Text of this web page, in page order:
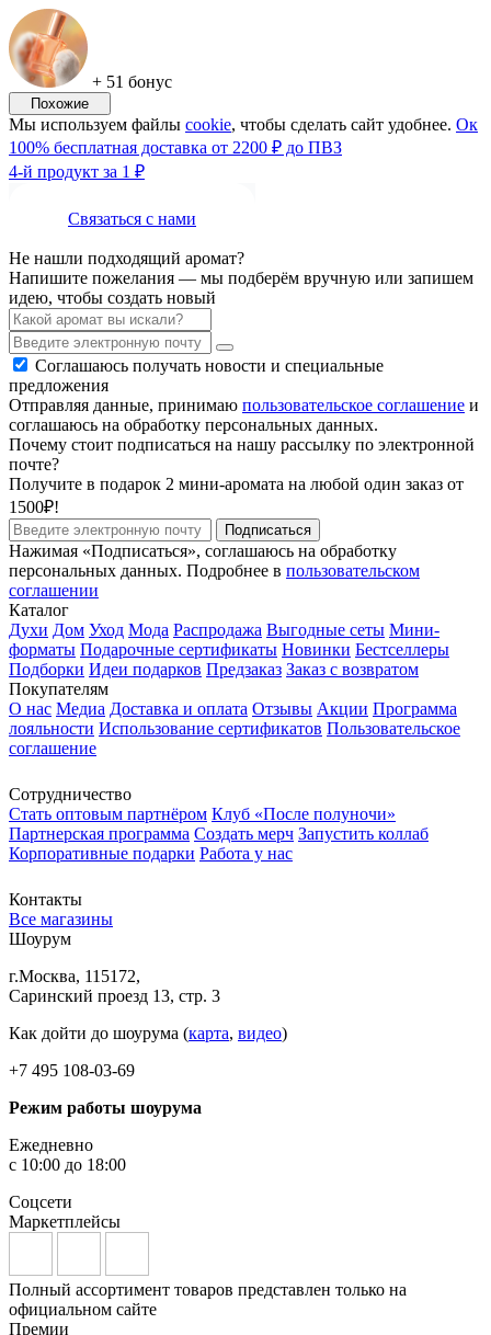
+ 51 бонус
Похожие
Мы используем файлы cookie, чтобы сделать сайт удобнее. Ок
100% бесплатная доставка от 2200 ₽ до ПВЗ
4-й продукт за 1 ₽
Связаться с нами
Не нашли подходящий аромат?
Напишите пожелания — мы подберём вручную или запишем
идею, чтобы создать новый
Соглашаюсь получать новости и специальные
предложения
Отправляя данные, принимаю пользовательское соглашение и
соглашаюсь на обработку персональных данных.
Почему стоит подписаться на нашу рассылку по электронной
почте?
Получите в подарок 2 мини-аромата на любой один заказ от
1500₽!
Подписаться
Нажимая «Подписаться», соглашаюсь на обработку
персональных данных. Подробнее в пользовательском
соглашении
Каталог
Духи Дом Уход Мода Распродажа Выгодные сеты Мини-
форматы Подарочные сертификаты Новинки Бестселлеры
Подборки Идеи подарков Предзаказ Заказ с возвратом
Покупателям
О нас Медиа Доставка и оплата Отзывы Акции Программа
лояльности Использование сертификатов Пользовательское
соглашение
Сотрудничество
Стать оптовым партнёром Клуб «После полуночи»
Партнерская программа Создать мерч Запустить коллаб
Корпоративные подарки Работа у нас
Контакты
Все магазины
Шоурум
г.Москва, 115172,
Саринский проезд 13, стр. 3
Как дойти до шоурума (карта, видео)
+7 495 108-03-69
Режим работы шоурума
Ежедневно
с 10:00 до 18:00
Соцсети
Маркетплейсы
Полный ассортимент товаров представлен только на
официальном сайте
Премии